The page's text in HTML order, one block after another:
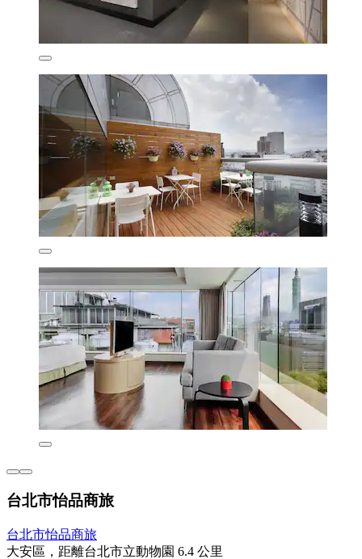
台北市怡品商旅
台北市怡品商旅
大安區，距離台北市立動物園 6.4 公里